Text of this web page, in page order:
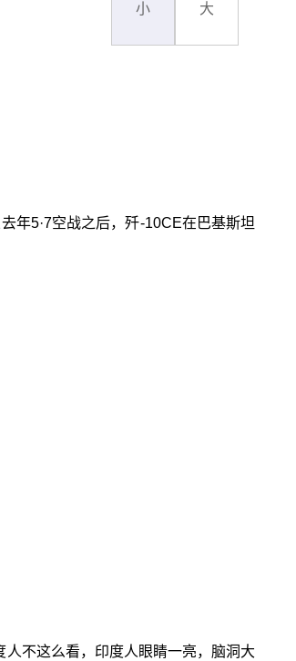
小 大
年5·7空战之后，歼-10CE在巴基斯坦
不这么看，印度人眼睛一亮，脑洞大